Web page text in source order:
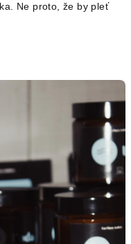
Ne proto, že by pleť